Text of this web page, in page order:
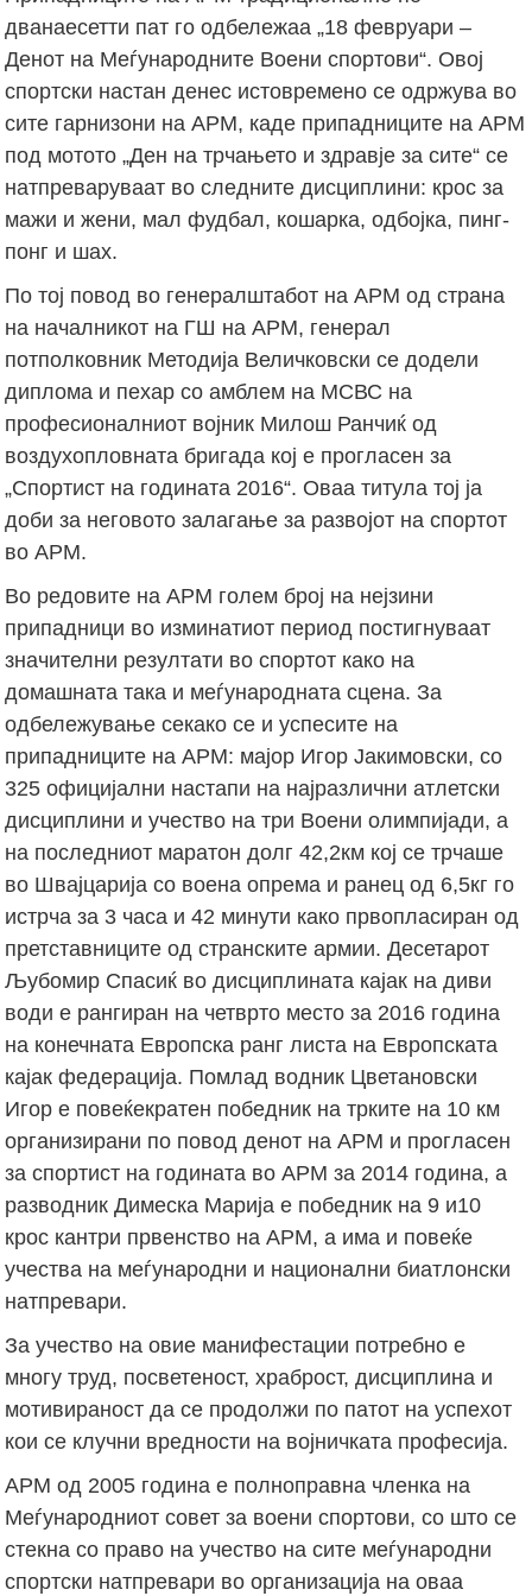
дванаесетти пат го одбележаа „18 февруари –
Денот на Меѓународните Воени спортови“. Овој
спортски настан денес истовремено се одржува во
сите гарнизони на АРМ, каде припадниците на АРМ
под мотото „Ден на трчањето и здравје за сите“ се
натпреваруваат во следните дисциплини: крос за
мажи и жени, мал фудбал, кошарка, одбојка, пинг-
понг и шах.
По тој повод во генералштабот на АРМ од страна
на началникот на ГШ на АРМ, генерал
потполковник Методија Величковски се додели
диплома и пехар со амблем на МСВС на
професионалниот војник Милош Ранчиќ од
воздухопловната бригада кој е прогласен за
„Спортист на годината 2016“. Оваа титула тој ја
доби за неговото залагање за развојот на спортот
во АРМ.
Во редовите на АРМ голем број на нејзини
припадници во изминатиот период постигнуваат
значителни резултати во спортот како на
домашната така и меѓународната сцена. За
одбележување секако се и успесите на
припадниците на АРМ: мajoр Игор Јакимовски, со
325 официјални настапи на најразлични атлетски
дисциплини и учество на три Воени олимпијади, а
на последниот маратон долг 42,2км кој се трчаше
во Швајцарија со воена опрема и ранец од 6,5кг го
истрча за 3 часа и 42 минути како првопласиран од
претставниците од странските армии. Десетарот
Љубомир Спасиќ во дисциплината кајак на диви
води е рангиран на четврто место за 2016 година
на конечната Европска ранг листа на Европската
кајак федерација. Помлад водник Цветановски
Игор е повеќекратен победник на трките на 10 км
организирани по повод денот на АРМ и прогласен
за спортист на годината во АРМ за 2014 година, а
разводник Димеска Марија е победник на 9 и10
крос кантри првенство на АРМ, а има и повеќе
учества на меѓународни и национални биатлонски
натпревари.
За учество на овие манифестации потребно е
многу труд, посветеност, храброст, дисциплина и
мотивираност да се продолжи по патот на успехот
кои се клучни вредности на војничката професија.
АРМ од 2005 година е полноправна членка на
Меѓународниот совет за воени спортови, со што се
стекна со право на учество на сите меѓународни
спортски натпревари во организација на оваа